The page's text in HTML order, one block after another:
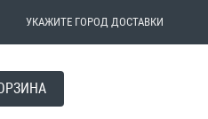
УКАЖИТЕ ГОРОД ДОСТАВКИ